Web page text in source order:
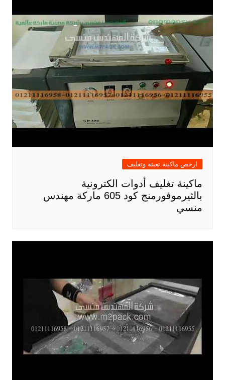
ارخص ماكينة تعبئة وتغليف
ماكينة تغليف أدوات الكترونية
بالثيرموفورمنج كود 605 ماركة مهندس
منسي